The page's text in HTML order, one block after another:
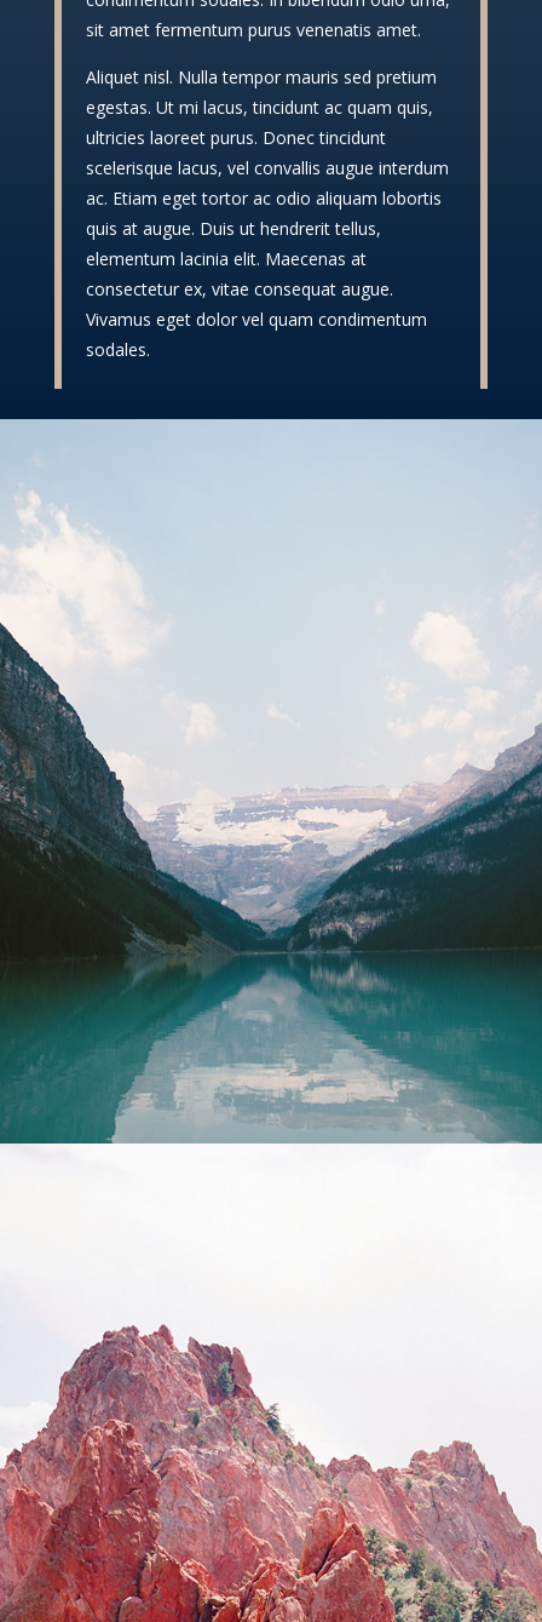
sit amet fermentum purus venenatis amet.
Aliquet nisl. Nulla tempor mauris sed pretium
egestas. Ut mi lacus, tincidunt ac quam quis,
ultricies laoreet purus. Donec tincidunt
scelerisque lacus, vel convallis augue interdum
ac. Etiam eget tortor ac odio aliquam lobortis
quis at augue. Duis ut hendrerit tellus,
elementum lacinia elit. Maecenas at
consectetur ex, vitae consequat augue.
Vivamus eget dolor vel quam condimentum
sodales.